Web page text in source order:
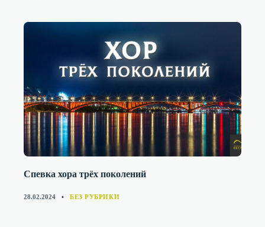
Спевка хора трёх поколений
28.02.2024 CATEGORIES
БЕЗ РУБРИКИ